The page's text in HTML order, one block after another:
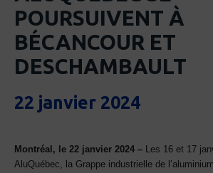
POURSUIVENT À
BÉCANCOUR ET
DESCHAMBAULT
22 janvier 2024
Montréal, le 22 janvier 2024 – Les 16 et 17
AluQuébec, la Grappe industrielle de